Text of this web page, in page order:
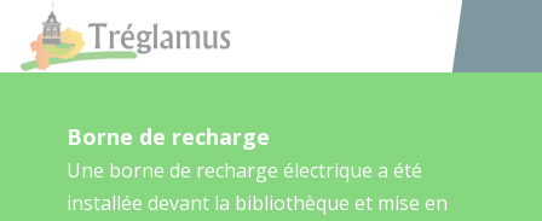
Accéder
Borne de recharge
Une borne de recharge électrique a été
installée devant la bibliothèque et mise en